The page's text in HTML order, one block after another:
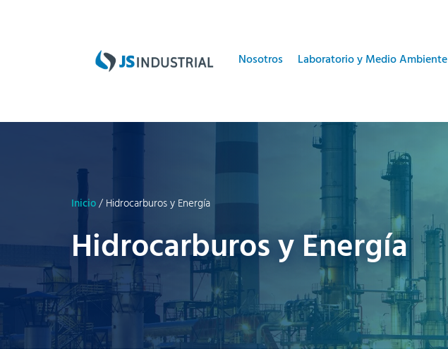
Nosotros Laboratorio y Medio Ambiente
Inicio/ Hidrocarburos y Energía
Hidrocarburos y Energía